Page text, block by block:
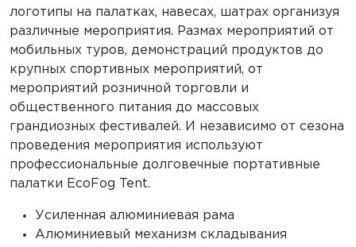
логотипы на палатках, навесах, шатрах организуя
различные мероприятия. Размах мероприятий от
мобильных туров, демонстраций продуктов до
крупных спортивных мероприятий, от
мероприятий розничной торговли и
общественного питания до массовых
грандиозных фестивалей. И независимо от сезона
проведения мероприятия используют
профессиональные долговечные портативные
палатки EcoFog Tent.
Усиленная алюминиевая рама
Алюминиевый механизм складывания